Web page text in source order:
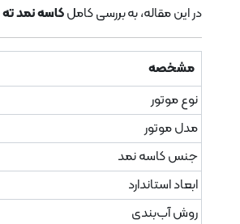
در این مقاله، به بررسی کاملکاسه نمد ته
مشخصه
نوع موتور
مدل موتور
جنس کاسه نمد
ابعاد استاندارد
روش آب‌بندی